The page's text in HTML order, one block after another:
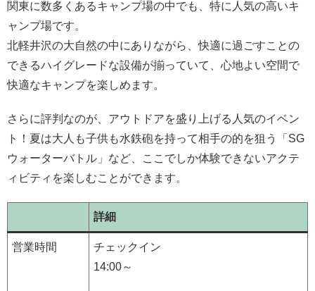
関東に数多くあるキャンプ場の中でも、特に人気の高いキ
ャンプ場です。
北軽井沢の大自然の中にありながら、快適に過ごすことの
できるハイグレードな設備が揃っていて、心地よい空間で
快適なキャンプを楽しめます。
さらに評判なのが、アウトドアを盛り上げる人気のイベン
ト！夏は大人も子供も水鉄砲を持って相手の的を狙う「SG
ウォーターバトル」など、ここでしか体験できないアクテ
ィビティを楽しむことができます。
詳細
営業時間
チェックイン
14:00～